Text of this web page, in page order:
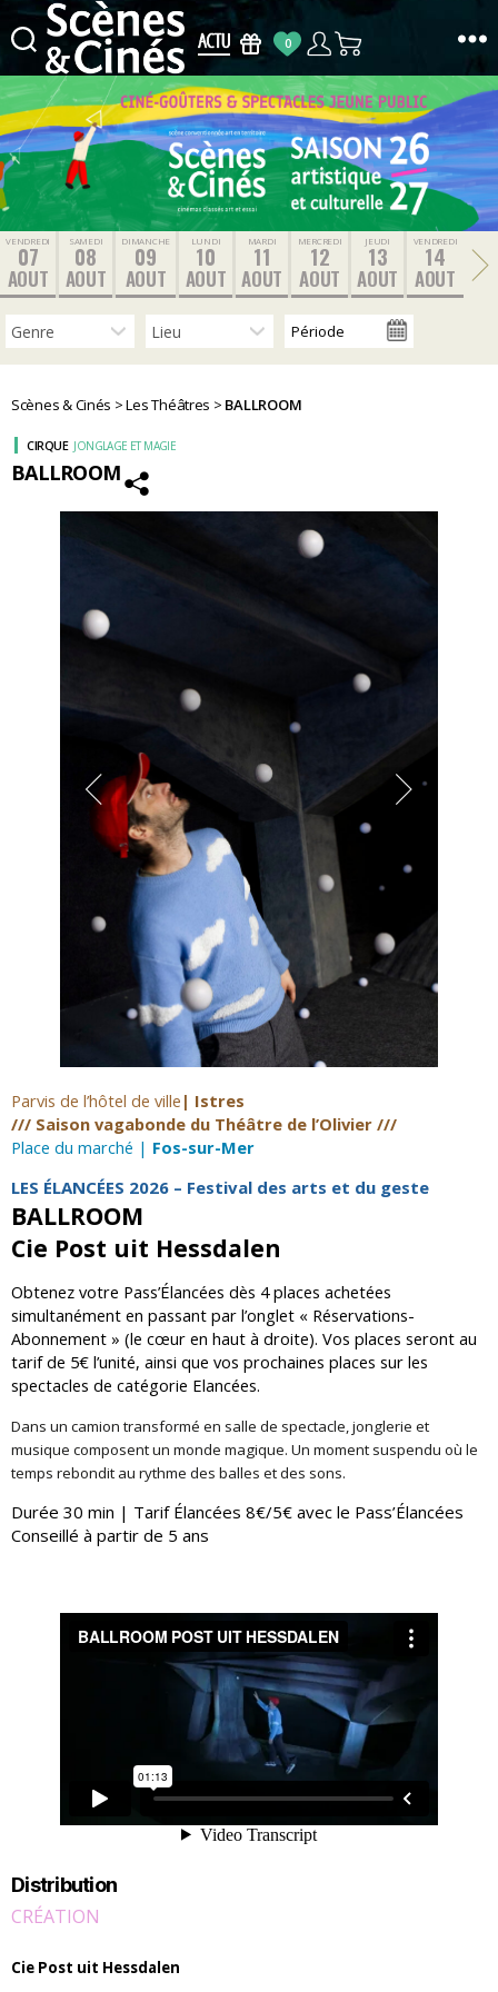
Scènes
&
Cinés
0
VENDREDI
07
AOUT
SAMEDI
08
AOUT
DIMANCHE
09
AOUT
LUNDI
10
AOUT
MARDI
11
AOUT
MERCREDI
12
AOUT
JEUDI
13
AOUT
VENDREDI
14
AOUT
Scènes & Cinés >Les Théâtres > BALLROOM
BALLROOM
CIRQUE JONGLAGE ET MAGIE
Parvis de l’hôtel de ville | Istres
/// Saison vagabonde du Théâtre de l’Olivier ///
Place du marché | Fos-sur-Mer
LES ÉLANCÉES 2026 – Festival des arts et du geste
BALLROOM
Cie Post uit Hessdalen
Obtenez votre Pass’Élancées dès 4 places achetées
simultanément en passant par l’onglet « Réservations-
Abonnement » (le cœur en haut à droite). Vos places seront au
tarif de 5€ l’unité, ainsi que vos prochaines places sur les
spectacles de catégorie Elancées.
Dans un camion transformé en salle de spectacle, jonglerie et
musique composent un monde magique. Un moment suspendu où le
temps rebondit au rythme des balles et des sons.
Durée 30 min | Tarif Élancées 8€/5€ avec le Pass’Élancées
Conseillé à partir de 5 ans
Distribution
CRÉATION
Cie Post uit Hessdalen